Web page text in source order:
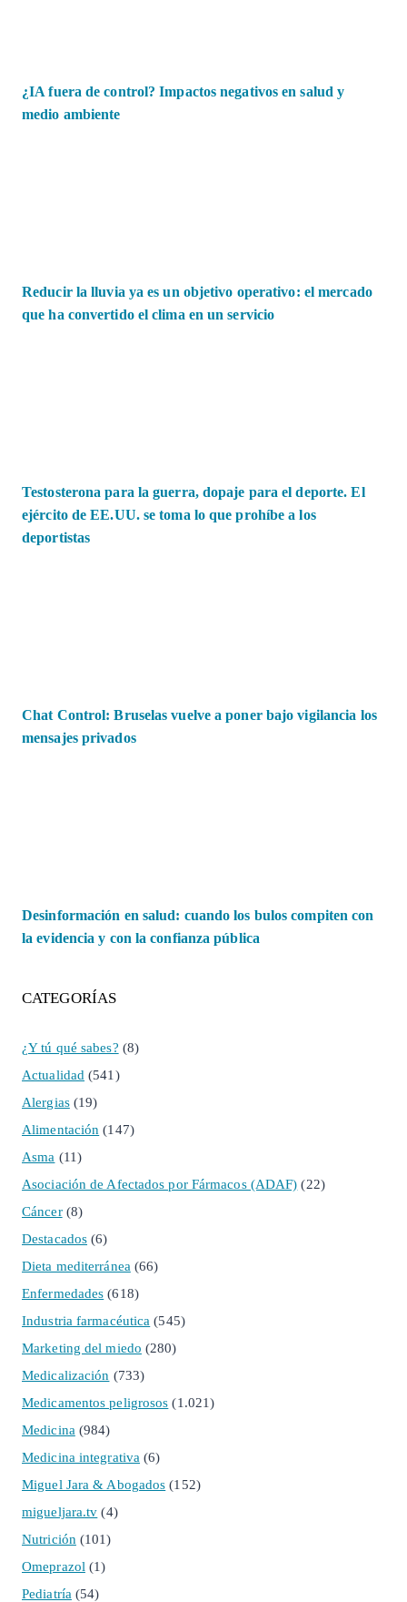
¿IA fuera de control? Impactos negativos en salud y
medio ambiente
Reducir la lluvia ya es un objetivo operativo: el mercado
que ha convertido el clima en un servicio
Testosterona para la guerra, dopaje para el deporte. El
ejército de EE.UU. se toma lo que prohíbe a los
deportistas
Chat Control: Bruselas vuelve a poner bajo vigilancia los
mensajes privados
Desinformación en salud: cuando los bulos compiten con
la evidencia y con la confianza pública
CATEGORÍAS
¿Y tú qué sabes? (8)
Actualidad (541)
Alergias(19)
Alimentación (147)
Asma (11)
Asociación de Afectados por Fármacos (ADAF) (22)
Cáncer(8)
Destacados (6)
Dieta mediterránea (66)
Enfermedades (618)
Industria farmacéutica (545)
Marketing del miedo (280)
Medicalización (733)
Medicamentos peligrosos (1.021)
Medicina (984)
Medicina integrativa (6)
Miguel Jara & Abogados (152)
migueljara.tv (4)
Nutrición (101)
Omeprazol (1)
Pediatría (54)